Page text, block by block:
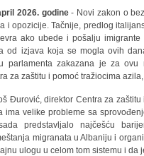
2026. godine- Novi zakon o
i opozicije. Tačnije, predlog
ako ubede i pošalju
od izjava koja se mogla ovih
parlamenta zakazana je za ovu
za zaštitu i pomoć tražiocima
Đurović, direktor Centra za
ima velike probleme sa
predstavljalo najčešću
migranata u Albaniju i
ulogu u celom tom sistemu i da